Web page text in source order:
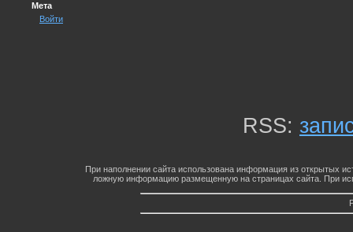
Мета
Войти
RSS:
При наполнении сайта использована информация из открытых
ложную информацию размещенную на страницах сайта. При